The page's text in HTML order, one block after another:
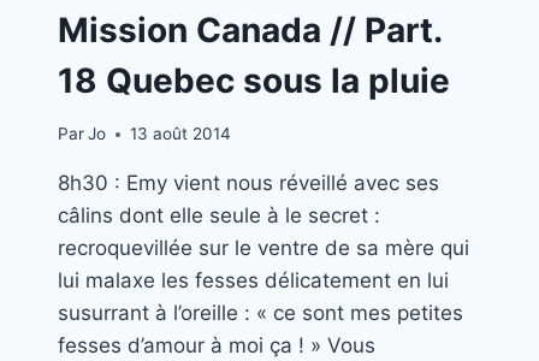
Mission Canada // Part.
18 Quebec sous la pluie
ParJo 13 août 2014
8h30 : Emy vient nous réveillé avec ses
câlins dont elle seule à le secret :
recroquevillée sur le ventre de sa mère qui
lui malaxe les fesses délicatement en lui
susurrant à l’oreille : « ce sont mes petites
fesses d’amour à moi ça ! » Vous